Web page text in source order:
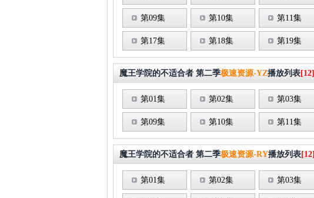
第09集 第10集 第11集
第17集 第18集 第19集
魔王学院的不适合者 第二季极速资源-YZ播放列表[12]
第01集 第02集 第03集
第09集 第10集 第11集
魔王学院的不适合者 第二季极速资源-RY播放列表[12]
第01集 第02集 第03集